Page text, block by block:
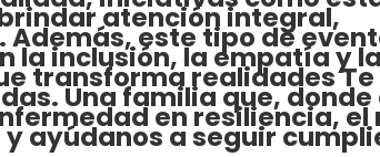
atención integral,
este tipo de
la inclusión, la empatía y la
transforma realidades Te
Una familia que, donde
en resiliencia, el
ayúdanos a seguir